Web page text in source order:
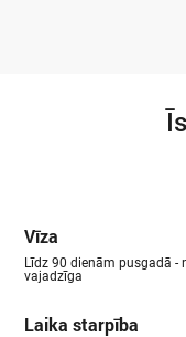
Vīza
Līdz 90 dienām pusgadā -
vajadzīga
Laika starpība